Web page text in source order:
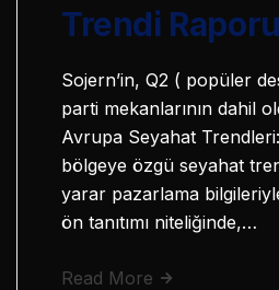
Trendi Raporu
Sojern’in, Q2 ( popüler
parti mekanlarının dahil
Avrupa Seyahat
bölgeye özgü seyahat
yarar pazarlama
ön tanıtımı niteliğinde,…
Read More